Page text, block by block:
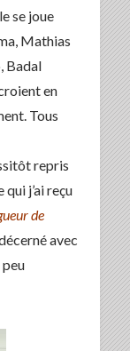
se joue
Mathias
Badal
en
Tous
repris
j’ai reçu
de
avec